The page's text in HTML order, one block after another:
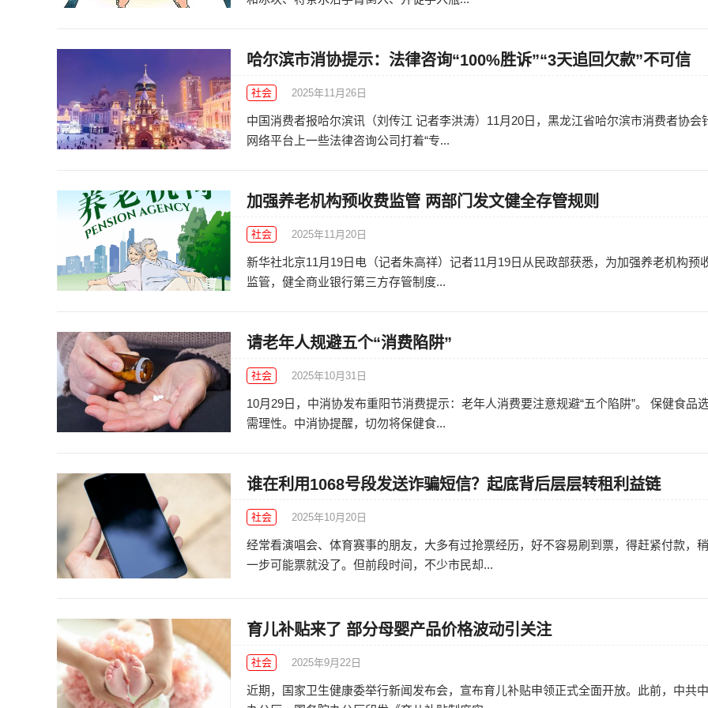
哈尔滨市消协提示：法律咨询“100%胜诉”“3天追回欠款”不可信
社会 2025年11月26日
中国消费者报哈尔滨讯（刘传江 记者李洪涛）11月20日，黑龙江省哈尔滨市消费者协会
网络平台上一些法律咨询公司打着“专...
加强养老机构预收费监管 两部门发文健全存管规则
社会 2025年11月20日
新华社北京11月19日电（记者朱高祥）记者11月19日从民政部获悉，为加强养老机构预
监管，健全商业银行第三方存管制度...
请老年人规避五个“消费陷阱”
社会 2025年10月31日
10月29日，中消协发布重阳节消费提示：老年人消费要注意规避“五个陷阱”。 保健食品
需理性。中消协提醒，切勿将保健食...
谁在利用1068号段发送诈骗短信？起底背后层层转租利益链
社会 2025年10月20日
经常看演唱会、体育赛事的朋友，大多有过抢票经历，好不容易刷到票，得赶紧付款，
一步可能票就没了。但前段时间，不少市民却...
育儿补贴来了 部分母婴产品价格波动引关注
社会 2025年9月22日
近期，国家卫生健康委举行新闻发布会，宣布育儿补贴申领正式全面开放。此前，中共